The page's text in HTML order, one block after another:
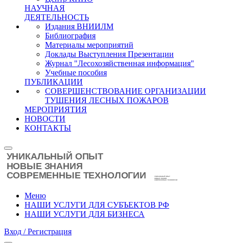
НАУЧНАЯ
ДЕЯТЕЛЬНОСТЬ
Издания ВНИИЛМ
Библиография
Материалы мероприятий
Доклады Выступления Презентации
Журнал "Лесохозяйственная информация"
Учебные пособия
ПУБЛИКАЦИИ
СОВЕРШЕНСТВОВАНИЕ ОРГАНИЗАЦИИ
ТУШЕНИЯ ЛЕСНЫХ ПОЖАРОВ
МЕРОПРИЯТИЯ
НОВОСТИ
КОНТАКТЫ
Меню
НАШИ УСЛУГИ ДЛЯ СУБЪЕКТОВ РФ
НАШИ УСЛУГИ ДЛЯ БИЗНЕСА
Вход / Регистрация